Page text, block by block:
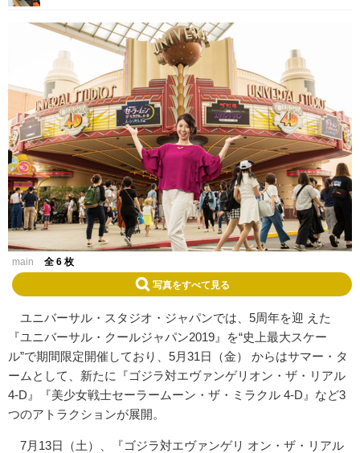
main 全 6 枚
写真をすべて見る
ユニバーサル・スタジオ・ジャパンでは、5周年を迎 えた
『ユニバーサル・クールジャパン2019』を“史上最大スケー
ル”で期間限定開催しており、5月31日（金） からはサマー・タ
ームとして、新たに『ゴジラ対エヴァンゲリオン・ザ・リアル
4-D』『美少女戦士セーラームーン・ザ・ミラクル 4-D』など3
つのアトラクションが展開。
7月13日（土）、『ゴジラ対エヴァンゲリ オン・ザ・リアル